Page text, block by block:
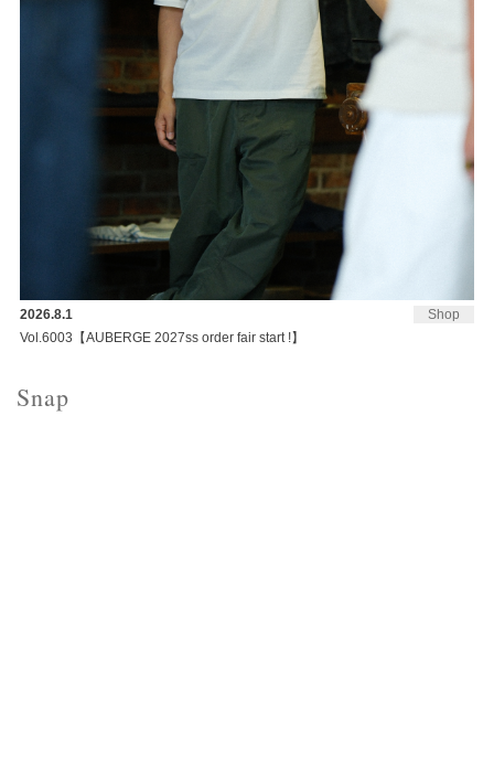
Shop
2026.8.1
Vol.6003【AUBERGE 2027ss order fair start !】
Snap